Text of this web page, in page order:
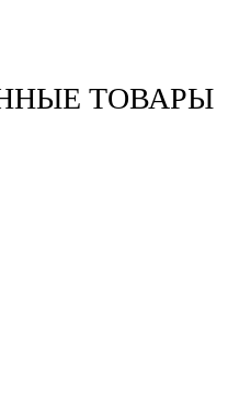
ТОВАРЫ